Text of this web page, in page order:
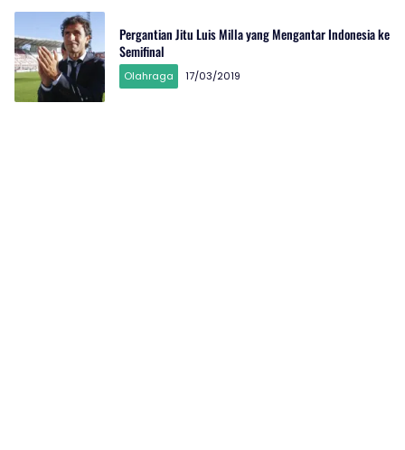
Pergantian Jitu Luis Milla yang Mengantar Indonesia ke
Semifinal
Olahraga 17/03/2019